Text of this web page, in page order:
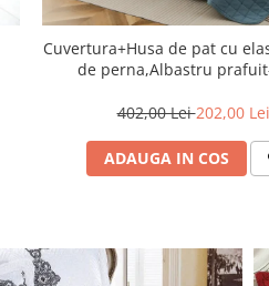
Cuvertura+Husa de pat cu
de perna,Albastru
402,00 Lei202,00 Lei
ADAUGA IN COS